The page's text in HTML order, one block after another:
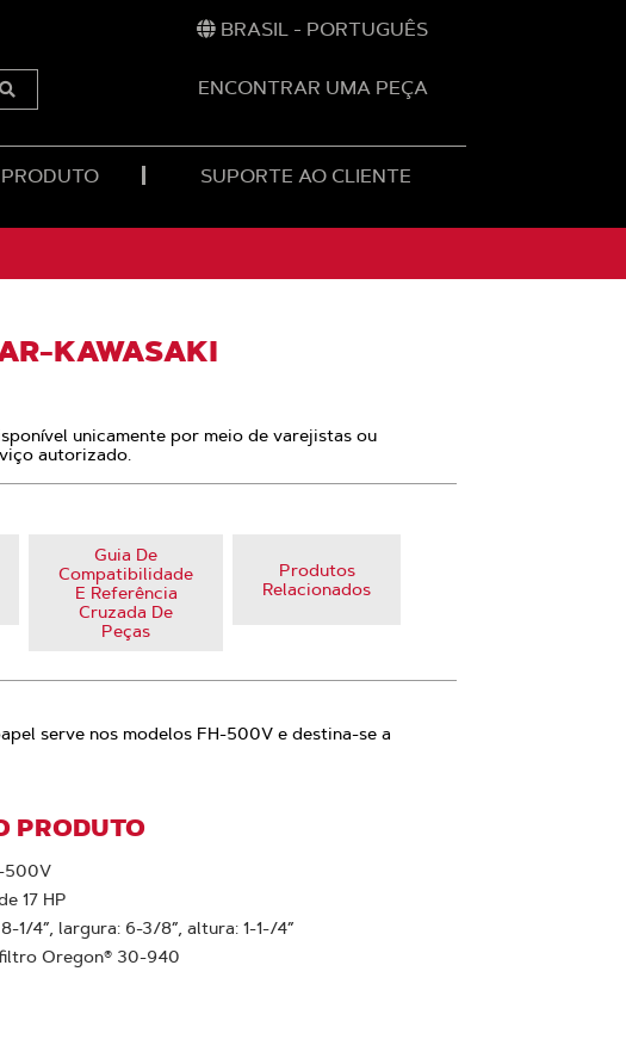
BRASIL - PORTUGUÊS
ENCONTRAR UMA PEÇA
SUPORTE AO CLIENTE
KAWASAKI
unicamente por meio de varejistas ou
autorizado.
Guia De
Compatibilidade
E Referência
Cruzada De
Peças
Produtos
Relacionados
serve nos modelos FH-500V e destina-se a
PRODUTO
500V
17 HP
1/4”, largura: 6-3/8”, altura: 1-1-/4”
Oregon® 30-940